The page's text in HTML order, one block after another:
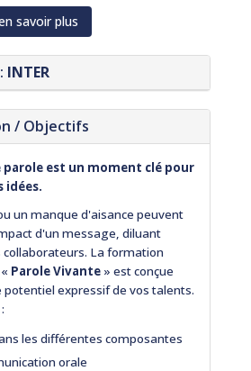
savoir plus
INTER
/ Objectifs
parole est un moment clé pour
idées.
un manque d'aisance peuvent
d'un message, diluant
La formation
Parole Vivante» est conçue
potentiel expressif de vos talents.
les différentes composantes
orale